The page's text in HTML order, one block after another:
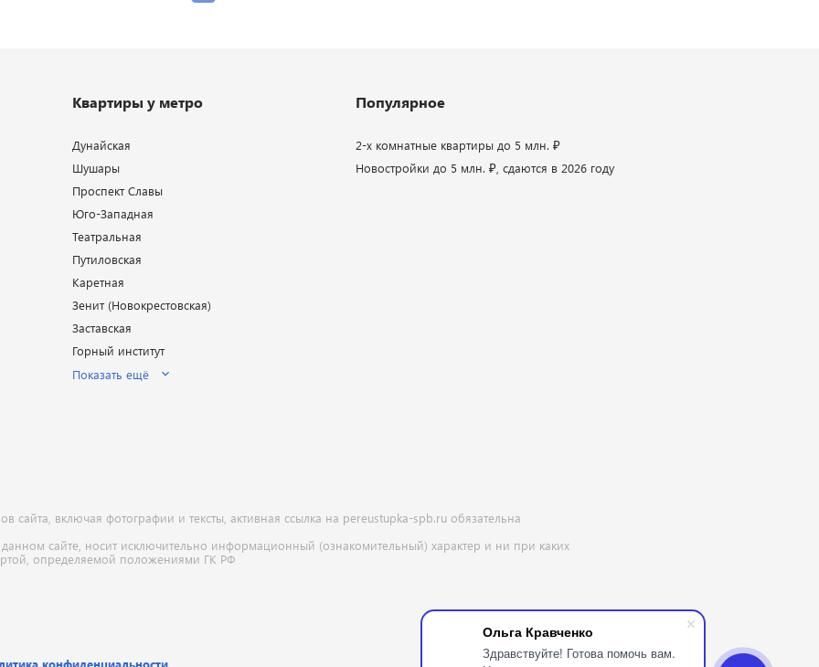
Ольга Кравченко
Здравствуйте! Готова помочь вам.
сайта, включая фотографии и тексты, активная ссылка на pereustupka-spb.ru обязательна
сайте, носит исключительно информационный (ознакомительный) характер и ни при каких
определяемой положениями ГК РФ
Квартиры у метро
Дунайская
Шушары
Проспект Славы
Юго-Западная
Театральная
Путиловская
Каретная
Зенит (Новокрестовская)
Заставская
Горный институт
Показать ещё
Популярное
2-х комнатные квартиры до 5 млн. ₽
Новостройки до 5 млн. ₽, сдаются в 2026 году
конфиденциальности